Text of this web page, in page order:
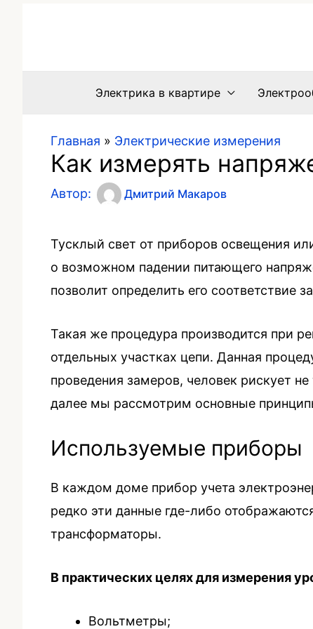
Электрика в квартире
Главная » Электрические измерения
Как измерять
Автор: Дмитрий Макаров
Тусклый свет от приборов освещения
о возможном падении питающего
позволит определить его соответствие
Такая же процедура производится при
отдельных участках цепи. Данная
проведения замеров, человек рискует
далее мы рассмотрим основные
Используемые приборы
В каждом доме прибор учета
редко эти данные где-либо
трансформаторы.
В практических целях для измерения
Вольтметры;